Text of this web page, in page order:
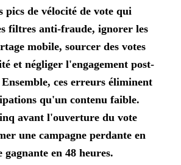
pics de vélocité de vote qui
filtres anti-fraude, ignorer les
mobile, sourcer des votes
et négliger l'engagement post-
ces erreurs éliminent
qu'un contenu faible.
avant l'ouverture du vote
une campagne perdante en
gagnante en 48 heures.